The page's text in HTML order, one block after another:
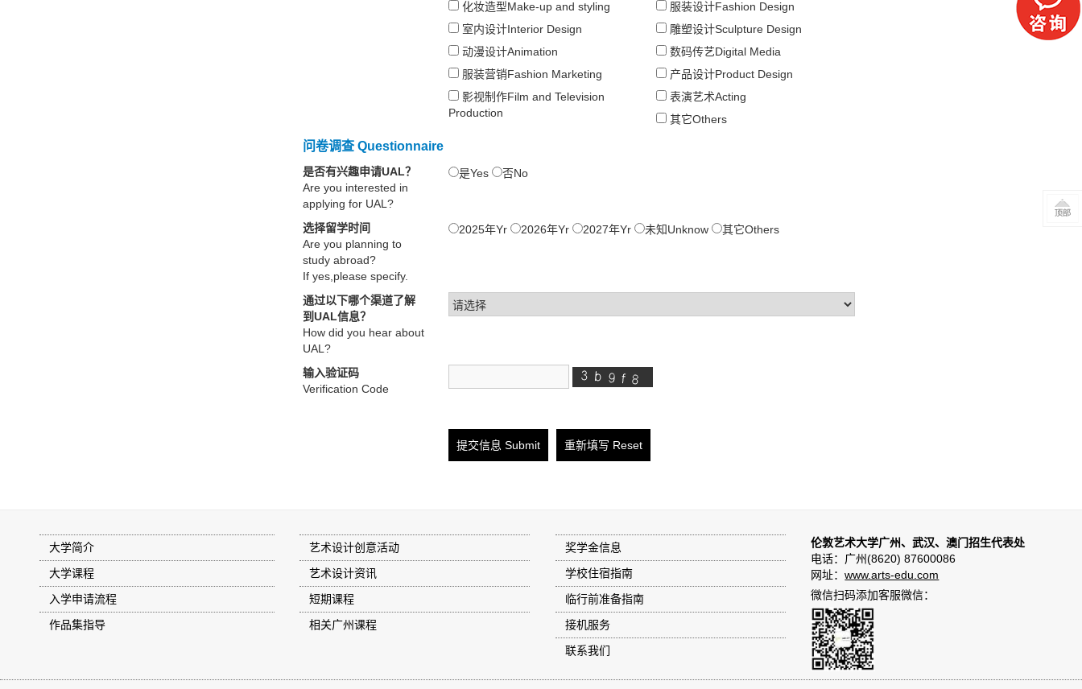
化妆造型Make-up and styling
服装设计Fashion Design
室内设计Interior Design
雕塑设计Sculpture Design
动漫设计Animation
数码传艺Digital Media
服装营销Fashion Marketing
产品设计Product Design
影视制作Film and Television
Production
表演艺术Acting
其它Others
问卷调查 Questionnaire
是否有兴趣申请UAL？
Are you interested in
applying for UAL?
是Yes 否No
选择留学时间
Are you planning to
study abroad?
If yes,please specify.
2025年Yr 2026年Yr 2027年Yr 未知Unknow 其它Others
通过以下哪个渠道了解
到UAL信息？
How did you hear about
UAL?
输入验证码
Verification Code
大学简介
大学课程
入学申请流程
作品集指导
艺术设计创意活动
艺术设计资讯
短期课程
相关广州课程
奖学金信息
学校住宿指南
临行前准备指南
接机服务
联系我们
伦敦艺术大学广州、武汉、澳门招生代表处
电话：广州(8620) 87600086
网址：www.arts-edu.com
微信扫码添加客服微信：